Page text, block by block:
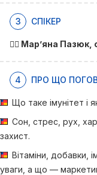
3 СПІКЕР
👩‍⚕️ Мар’яна Пазюк,
4 ПРО ЩО
Що таке імунітет і
Сон, стрес, рух,
захист.
Вітаміни, добавки,
уваги, а що —